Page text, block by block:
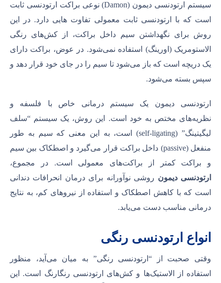
سیستم ارتودنسی دیمون (Damon) نوعی براکت ارتودنسی ثابت
است که با ارتودنسی ثابت معمولی تفاوت هایی دارد. در این
روش برای نگهداشتن سیم داخل براکت، از کش‌های رنگی
الاستومریک (اورینگ) استفاده نمی‌شود. در عوض، براکت دارای
یک دریچه است که باز می‌شود تا سیم را در جای خود قرار دهد و
سپس بسته می‌شود.
ارتودنسی دیمون یک سیستم درمانی خاص با فلسفه و
نظریه‌های مختص به خود است. این روش، یک سیستم “سلف
لیگیتینگ” (self-ligating) است، به این معنی که سیم به طور
منفعل (passive) داخل براکت قرار می‌گیرد و اصطکاک بین سیم
و براکت کمتر از براکت‌های معمولی است. در مجموع،
ارتودنسی دیمونروشی نوآورانه برای درمان انحرافات دندانی
است که با کاهش اصطکاک و استفاده از نیروهای کم، به نتایج
درمانی مناسب دست می‌یابد.
انواع ارتودنسی رنگی
وقتی صحبت از “ارتودنسی رنگی” به میان می‌آید، منظور
استفاده از الاستیک‌ها و کش‌های ارتودنسی رنگارنگ است. این